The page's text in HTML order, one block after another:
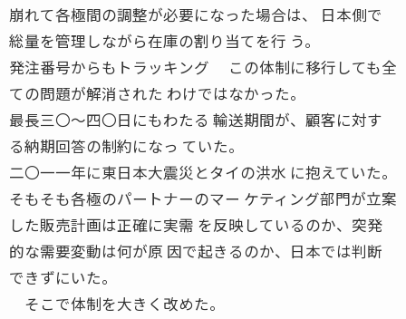
崩れて各極間の調整が必要になった場合は、 日本側で
総量を管理しながら在庫の割り当てを行 う。
発注番号からもトラッキング この体制に移行しても全
ての問題が解消された わけではなかった。
最長三〇〜四〇日にもわたる 輸送期間が、顧客に対す
る納期回答の制約になっ ていた。
二〇一一年に東日本大震災とタイの洪水 に抱えていた。
そもそも各極のパートナーのマー ケティング部門が立案
した販売計画は正確に実需 を反映しているのか、突発
的な需要変動は何が原 因で起きるのか、日本では判断
できずにいた。
そこで体制を大きく改めた。